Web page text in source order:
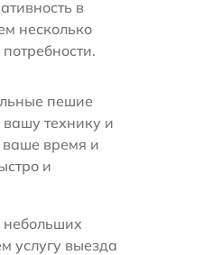
в
несколько
пешие
технику и
время и
и
услугу выезда